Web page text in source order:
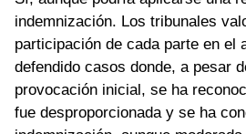
indemnización. Los tribunales
participación de cada parte en el
defendido casos donde, a pesar
provocación inicial, se ha
fue desproporcionada y se ha